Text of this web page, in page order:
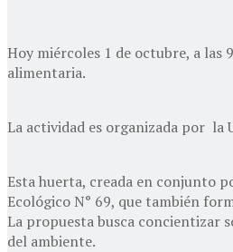
Hoy miércoles 1 de octubre, a
alimentaria.
La actividad es organizada por
Esta huerta, creada en conjunto
Ecológico N° 69, que también
La propuesta busca concientizar
del ambiente.